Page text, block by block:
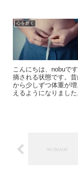
心を磨く
こんにちは、nobuで
摘される状態です。
から少しずつ体重が
えるようになりまし